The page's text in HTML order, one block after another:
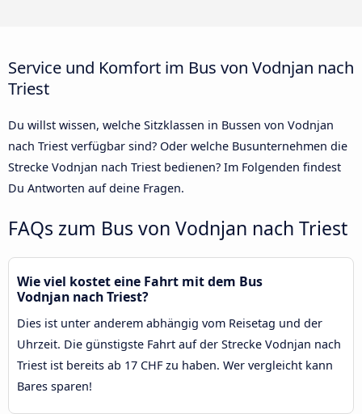
Service und Komfort im Bus von Vodnjan nach
Triest
Du willst wissen, welche Sitzklassen in Bussen von Vodnjan
nach Triest verfügbar sind? Oder welche Busunternehmen die
Strecke Vodnjan nach Triest bedienen? Im Folgenden findest
Du Antworten auf deine Fragen.
FAQs zum Bus von Vodnjan nach Triest
Wie viel kostet eine Fahrt mit dem Bus
Vodnjan nach Triest?
Dies ist unter anderem abhängig vom Reisetag und der
Uhrzeit. Die günstigste Fahrt auf der Strecke Vodnjan nach
Triest ist bereits ab 17 CHF zu haben. Wer vergleicht kann
Bares sparen!